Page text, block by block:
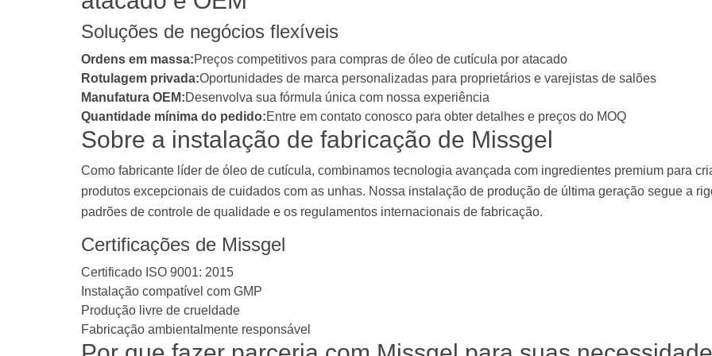
Soluções de negócios flexíveis
Ordens em massa:Preços competitivos para compras de óleo de cutícula por atacado
Rotulagem privada:Oportunidades de marca personalizadas para proprietários e varejistas de salões
Manufatura OEM:Desenvolva sua fórmula única com nossa experiência
Quantidade mínima do pedido:Entre em contato conosco para obter detalhes e preços do MOQ
Sobre a instalação de fabricação de Missgel
Como fabricante líder de óleo de cutícula, combinamos tecnologia avançada com ingredientes premium para
produtos excepcionais de cuidados com as unhas. Nossa instalação de produção de última geração segue a
padrões de controle de qualidade e os regulamentos internacionais de fabricação.
Certificações de Missgel
Certificado ISO 9001: 2015
Instalação compatível com GMP
Produção livre de crueldade
Fabricação ambientalmente responsável